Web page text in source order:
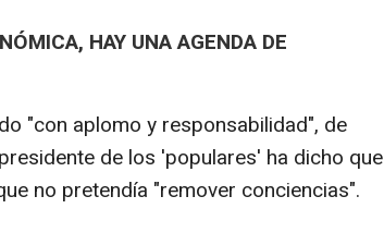
HAY UNA AGENDA DE
"con aplomo y responsabilidad", de
de los 'populares' ha dicho que
no pretendía "remover conciencias".